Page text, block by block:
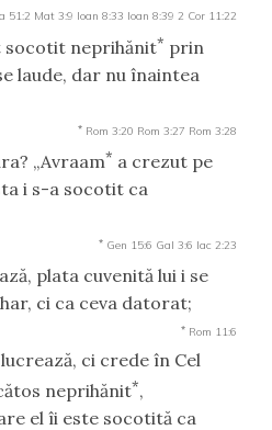
51:2 Mat 3:9 Ioan 8:33 Ioan 8:39 2 Cor 11:22
socotit neprihănit* prin
laude, dar nu înaintea
* Rom 3:20 Rom 3:27 Rom 3:28
„Avraam* a crezut pe
i s-a socotit ca
* Gen 15:6 Gal 3:6 Iac 2:23
plata cuvenită lui i se
ci ca ceva datorat;
* Rom 11:6
ci crede în Cel
neprihănit*,
el îi este socotită ca